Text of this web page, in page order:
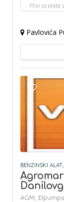
Prvi ocenite
Pavlovića
BENZINSKI ALAT,
AGM, Elpumps,